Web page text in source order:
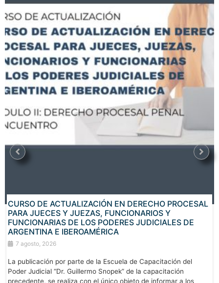
CURSO DE ACTUALIZACIÓN EN DERECHO PROCESAL
PARA JUECES Y JUEZAS, FUNCIONARIOS Y
FUNCIONARIAS DE LOS PODERES JUDICIALES DE
ARGENTINA E IBEROAMÉRICA
7 agosto, 2026
La publicación por parte de la Escuela de Capacitación del
Poder Judicial “Dr. Guillermo Snopek” de la capacitación
precedente, se realiza con el único objeto de informar a los